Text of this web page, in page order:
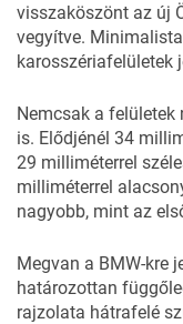
visszaköszönt az új
vegyítve.
karosszériafelületek
Nemcsak a felületek
is. Elődjénél 34
29 milliméterrel
milliméterrel
nagyobb, mint az
Megvan a BMW-kre
határozottan
rajzolata hátrafelé